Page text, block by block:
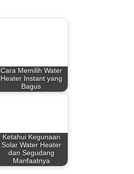
A
p
Cara Memilih Water
Heater Instant yang
Bagus
Ketahui Kegunaan
Solar Water Heater
dan Segudang
Manfaatnya